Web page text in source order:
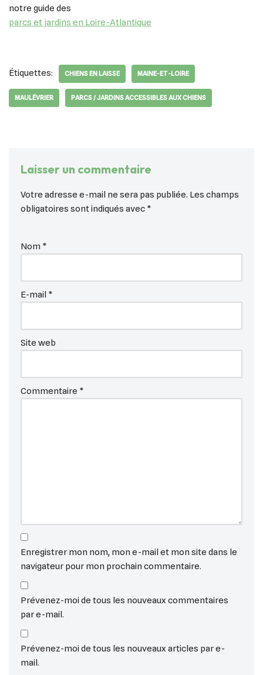
notre guide des
parcs et jardins en Loire-Atlantique
Étiquettes: CHIENS EN LAISSE MAINE-ET-LOIRE
MAULÉVRIER PARCS / JARDINS ACCESSIBLES AUX CHIENS
Laisser un commentaire
Votre adresse e-mail ne sera pas publiée. Les champs
obligatoires sont indiqués avec *
Nom *
E-mail *
Site web
Commentaire *
Enregistrer mon nom, mon e-mail et mon site dans le
navigateur pour mon prochain commentaire.
Prévenez-moi de tous les nouveaux commentaires
par e-mail.
Prévenez-moi de tous les nouveaux articles par e-
mail.